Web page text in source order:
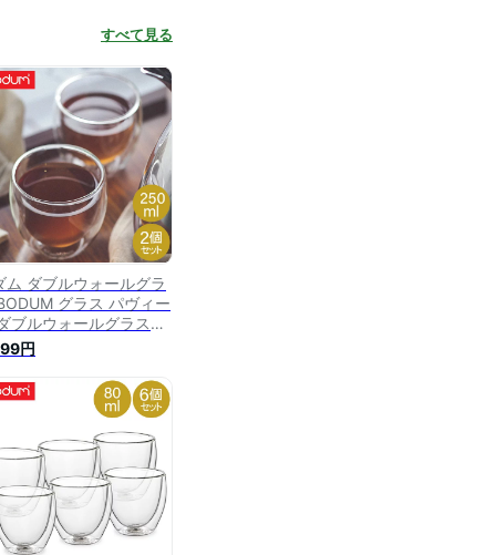
すべて見る
ム ダブルウォールグラ
グラス パヴィー
ブルウォールグラス
2個セット 耐熱 保温
二重構造 4558-10
コップ タンブラー
円